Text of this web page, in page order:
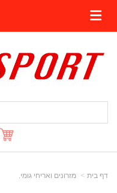
דף בית מזרונים ואריחי גומי.